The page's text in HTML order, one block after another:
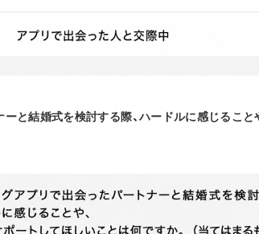
と結婚式を検討する際、ハードルに感じるこ